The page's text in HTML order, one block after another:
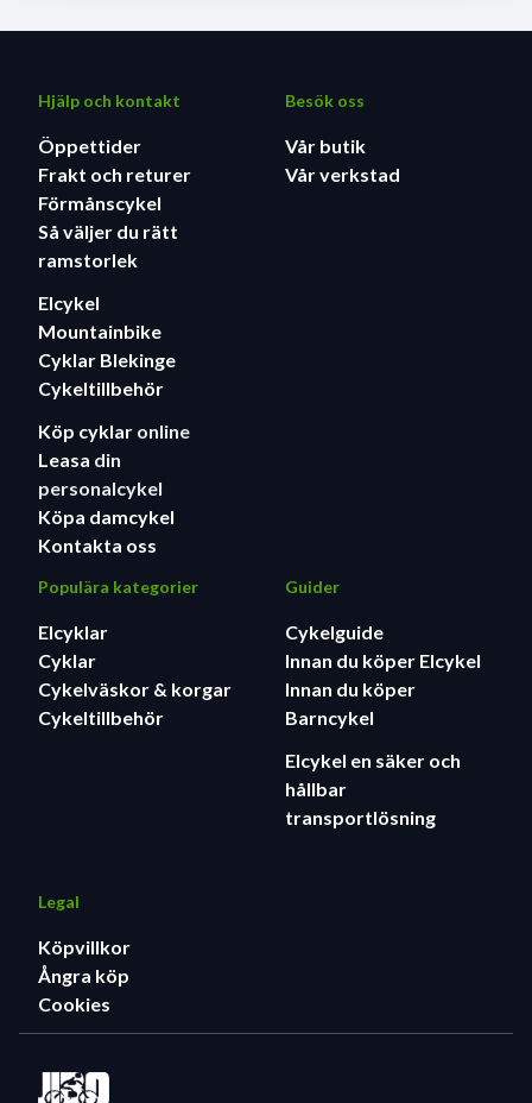
Hjälp och kontakt
Öppettider
Frakt och returer
Förmånscykel
Så väljer du rätt
ramstorlek
Elcykel
Mountainbike
Cyklar Blekinge
Cykeltillbehör
Köp cyklar online
Leasa din
personalcykel
Köpa damcykel
Kontakta oss
Besök oss
Vår butik
Vår verkstad
Populära kategorier
Elcyklar
Cyklar
Cykelväskor & korgar
Cykeltillbehör
Guider
Cykelguide
Innan du köper Elcykel
Innan du köper
Barncykel
Elcykel en säker och
hållbar
transportlösning
Legal
Köpvillkor
Ångra köp
Cookies